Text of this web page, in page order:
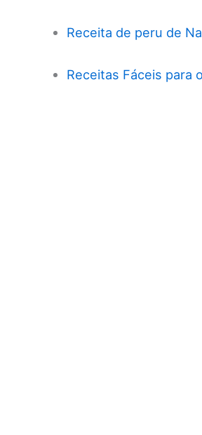
Receita de peru de
Receitas Fáceis para